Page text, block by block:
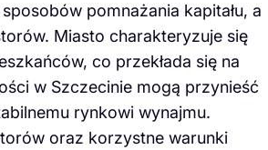
pomnażania kapitału, a
Miasto charakteryzuje się
co przekłada się na
w Szczecinie mogą przynieść
rynkowi wynajmu.
oraz korzystne warunki